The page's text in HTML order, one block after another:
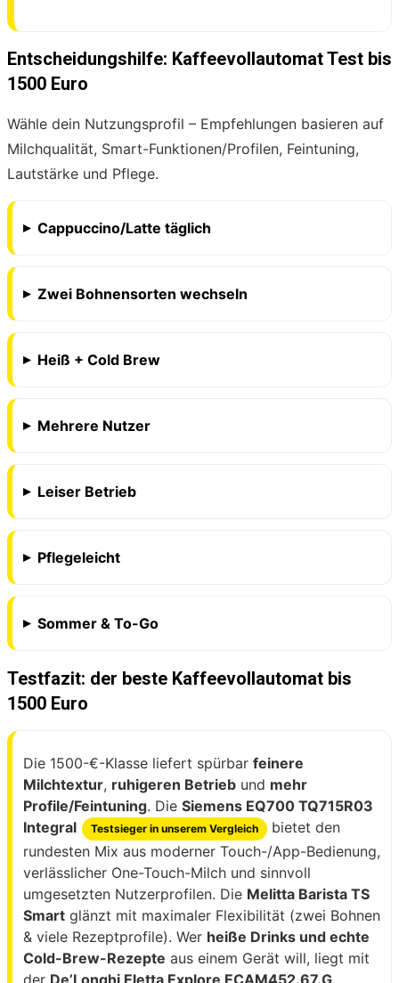
Entscheidungshilfe: Kaffeevollautomat Test bis
1500 Euro
Wähle dein Nutzungsprofil – Empfehlungen basieren auf
Milchqualität, Smart-Funktionen/Profilen, Feintuning,
Lautstärke und Pflege.
Cappuccino/Latte täglich
Zwei Bohnensorten wechseln
Heiß + Cold Brew
Mehrere Nutzer
Leiser Betrieb
Pflegeleicht
Sommer & To-Go
Testfazit: der beste Kaffeevollautomat bis
1500 Euro
Die 1500-€-Klasse liefert spürbar feinere
Milchtextur, ruhigeren Betrieb und mehr
Profile/Feintuning. Die Siemens EQ700 TQ715R03
Integral
Testsieger in unserem Vergleich
bietet den
rundesten Mix aus moderner Touch-/App-Bedienung,
verlässlicher One-Touch-Milch und sinnvoll
umgesetzten Nutzerprofilen. Die Melitta Barista TS
Smart glänzt mit maximaler Flexibilität (zwei Bohnen
& viele Rezeptprofile). Wer heiße Drinks und echte
Cold-Brew-Rezepte aus einem Gerät will, liegt mit